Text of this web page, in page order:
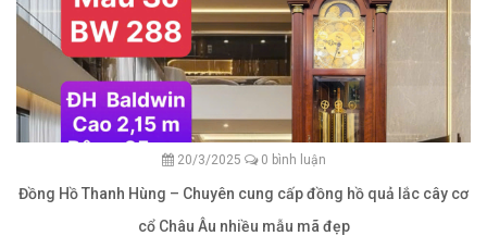
20/3/2025 0 bình luận
Đồng Hồ Thanh Hùng – Chuyên cung cấp đồng hồ quả lắc cây cơ
cổ Châu Âu nhiều mẫu mã đẹp